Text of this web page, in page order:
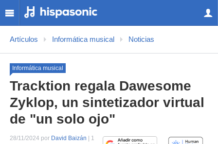
Artículos Informática musical Noticias
Informática musical
Tracktion regala Dawesome
Zyklop, un sintetizador virtual
de "un solo ojo"
28/11/2024 por David Baizán | 1